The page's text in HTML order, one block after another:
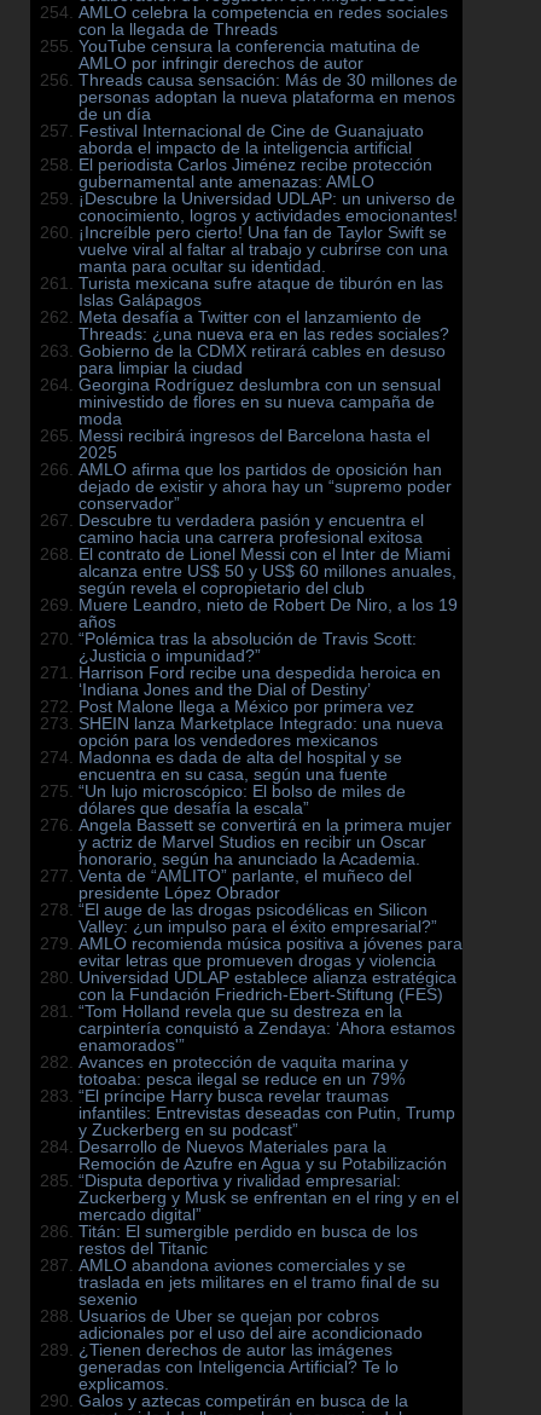
AMLO celebra la competencia en redes sociales
con la llegada de Threads
YouTube censura la conferencia matutina de
AMLO por infringir derechos de autor
Threads causa sensación: Más de 30 millones de
personas adoptan la nueva plataforma en menos
de un día
Festival Internacional de Cine de Guanajuato
aborda el impacto de la inteligencia artificial
El periodista Carlos Jiménez recibe protección
gubernamental ante amenazas: AMLO
¡Descubre la Universidad UDLAP: un universo de
conocimiento, logros y actividades emocionantes!
¡Increíble pero cierto! Una fan de Taylor Swift se
vuelve viral al faltar al trabajo y cubrirse con una
manta para ocultar su identidad.
Turista mexicana sufre ataque de tiburón en las
Islas Galápagos
Meta desafía a Twitter con el lanzamiento de
Threads: ¿una nueva era en las redes sociales?
Gobierno de la CDMX retirará cables en desuso
para limpiar la ciudad
Georgina Rodríguez deslumbra con un sensual
minivestido de flores en su nueva campaña de
moda
Messi recibirá ingresos del Barcelona hasta el
2025
AMLO afirma que los partidos de oposición han
dejado de existir y ahora hay un “supremo poder
conservador”
Descubre tu verdadera pasión y encuentra el
camino hacia una carrera profesional exitosa
El contrato de Lionel Messi con el Inter de Miami
alcanza entre US$ 50 y US$ 60 millones anuales,
según revela el copropietario del club
Muere Leandro, nieto de Robert De Niro, a los 19
años
“Polémica tras la absolución de Travis Scott:
¿Justicia o impunidad?”
Harrison Ford recibe una despedida heroica en
‘Indiana Jones and the Dial of Destiny’
Post Malone llega a México por primera vez
SHEIN lanza Marketplace Integrado: una nueva
opción para los vendedores mexicanos
Madonna es dada de alta del hospital y se
encuentra en su casa, según una fuente
“Un lujo microscópico: El bolso de miles de
dólares que desafía la escala”
Angela Bassett se convertirá en la primera mujer
y actriz de Marvel Studios en recibir un Oscar
honorario, según ha anunciado la Academia.
Venta de “AMLITO” parlante, el muñeco del
presidente López Obrador
“El auge de las drogas psicodélicas en Silicon
Valley: ¿un impulso para el éxito empresarial?”
AMLO recomienda música positiva a jóvenes para
evitar letras que promueven drogas y violencia
Universidad UDLAP establece alianza estratégica
con la Fundación Friedrich-Ebert-Stiftung (FES)
“Tom Holland revela que su destreza en la
carpintería conquistó a Zendaya: ‘Ahora estamos
enamorados'”
Avances en protección de vaquita marina y
totoaba: pesca ilegal se reduce en un 79%
“El príncipe Harry busca revelar traumas
infantiles: Entrevistas deseadas con Putin, Trump
y Zuckerberg en su podcast”
Desarrollo de Nuevos Materiales para la
Remoción de Azufre en Agua y su Potabilización
“Disputa deportiva y rivalidad empresarial:
Zuckerberg y Musk se enfrentan en el ring y en el
mercado digital”
Titán: El sumergible perdido en busca de los
restos del Titanic
AMLO abandona aviones comerciales y se
traslada en jets militares en el tramo final de su
sexenio
Usuarios de Uber se quejan por cobros
adicionales por el uso del aire acondicionado
¿Tienen derechos de autor las imágenes
generadas con Inteligencia Artificial? Te lo
explicamos.
Galos y aztecas competirán en busca de la